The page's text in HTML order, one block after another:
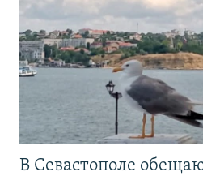
В Севастополе